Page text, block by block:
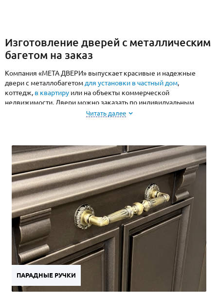
Изготовление дверей с металлическим
багетом на заказ
Компания «МЕТА ДВЕРИ» выпускает красивые и надежные
двери с металлобагетом для установки в частный дом,
коттедж, в квартиру или на объекты коммерческой
недвижимости. Двери можно заказать по индивидуальным
размерам и с комплектацией на выбор.
сварки металла, а также для изготовления декоративных
панелей. Мы уверены в долговечности и надежности нашей
продукции и даем гарантию на двери, установленные
специалистами компании.
Читать далее
ПАРАДНЫЕ РУЧКИ